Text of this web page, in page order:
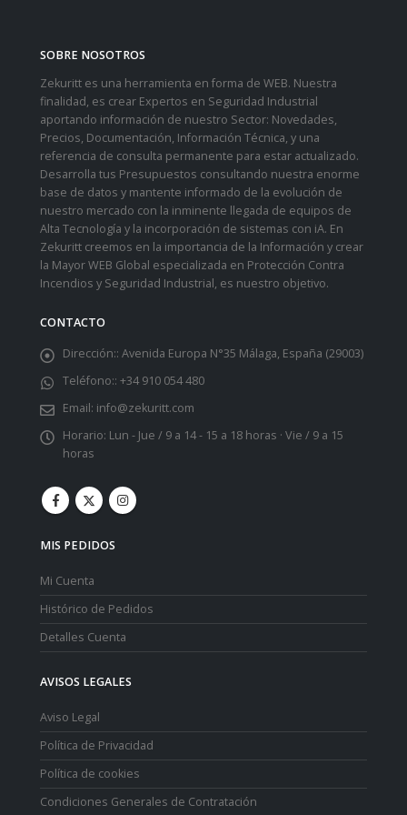
SOBRE NOSOTROS
Zekuritt es una herramienta en forma de WEB. Nuestra
finalidad, es crear Expertos en Seguridad Industrial
aportando información de nuestro Sector: Novedades,
Precios, Documentación, Información Técnica, y una
referencia de consulta permanente para estar actualizado.
Desarrolla tus Presupuestos consultando nuestra enorme
base de datos y mantente informado de la evolución de
nuestro mercado con la inminente llegada de equipos de
Alta Tecnología y la incorporación de sistemas con iA. En
Zekuritt creemos en la importancia de la Información y crear
la Mayor WEB Global especializada en Protección Contra
Incendios y Seguridad Industrial, es nuestro objetivo.
CONTACTO
Dirección:: Avenida Europa N°35 Málaga, España (29003)
Teléfono:: +34 910 054 480
Email: info@zekuritt.com
Horario: Lun - Jue / 9 a 14 - 15 a 18 horas · Vie / 9 a 15
horas
MIS PEDIDOS
Mi Cuenta
Histórico de Pedidos
Detalles Cuenta
AVISOS LEGALES
Aviso Legal
Política de Privacidad
Política de cookies
Condiciones Generales de Contratación